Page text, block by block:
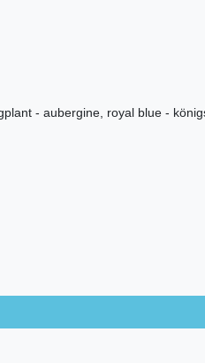
- aubergine, royal blue -